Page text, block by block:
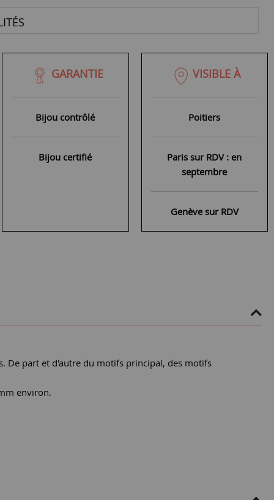
GARANTIE
Bijou contrôlé
Bijou certifié
VISIBLE À
Poitiers
Paris sur RDV : en
septembre
Genève sur RDV
De part et d'autre du motifs principal, des motifs
environ.